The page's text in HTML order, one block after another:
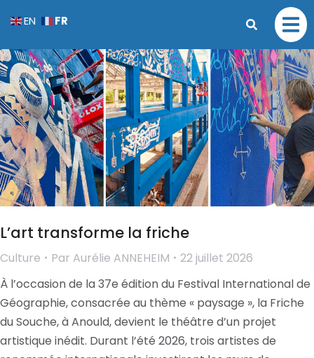
L’art transforme la friche
Culture Par Aurélie ANNEHEIM
22 juillet 2026
À l’occasion de la 37e édition du Festival International de
Géographie, consacrée au thème « paysage », la Friche
du Souche, à Anould, devient le théâtre d’un projet
artistique inédit. Durant l’été 2026, trois artistes de
EN FR